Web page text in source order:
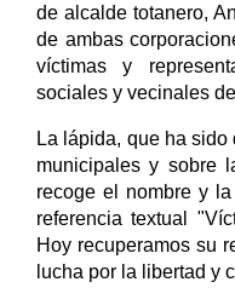
de alcalde totanero,
de ambas
víctimas y
sociales y vecinales
La lápida, que ha
municipales y sobre
recoge el nombre y
referencia textual
Hoy recuperamos su
lucha por la libertad y